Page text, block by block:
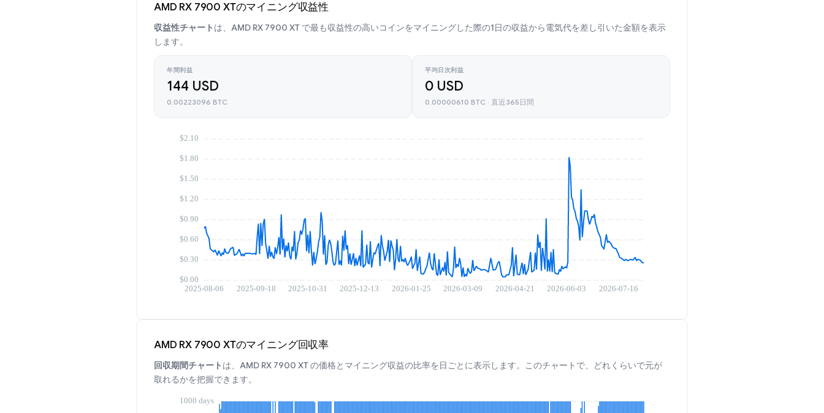
AMD RX 7900 XTのマイニング収益性
収益性チャート は、AMD RX 7900 XT で最も収益性の高いコインをマイニングした際の1日の収益から電気代を差し引いた金額を表示
します。
年間利益
144 USD
0.00223096 BTC
平均日次利益
0 USD
0.00000610 BTC · 直近365日間
AMD RX 7900 XTのマイニング回収率
回収期間チャート は、AMD RX 7900 XT の価格とマイニング収益の比率を日ごとに表示します。このチャートで、どれくらいで元が
取れるかを把握できます。